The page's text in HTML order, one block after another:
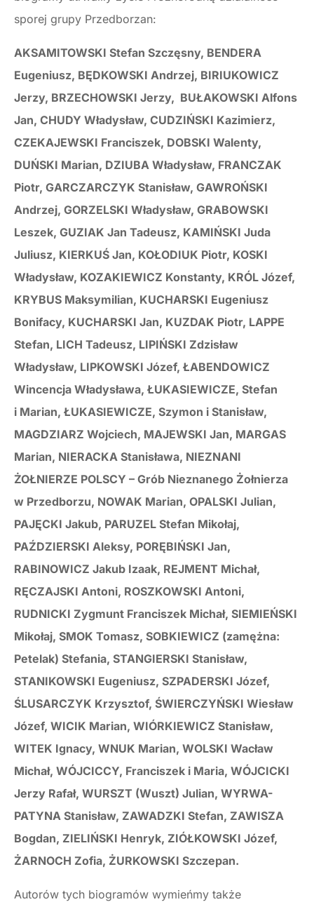
sporej grupy Przedborzan:
AKSAMITOWSKI Stefan Szczęsny, BENDERA
Eugeniusz, BĘDKOWSKI Andrzej, BIRIUKOWICZ
Jerzy, BRZECHOWSKI Jerzy, BUŁAKOWSKI Alfons
Jan, CHUDY Władysław, CUDZIŃSKI Kazimierz,
CZEKAJEWSKI Franciszek, DOBSKI Walenty,
DUŃSKI Marian, DZIUBA Władysław, FRANCZAK
Piotr, GARCZARCZYK Stanisław, GAWROŃSKI
Andrzej, GORZELSKI Władysław, GRABOWSKI
Leszek, GUZIAK Jan Tadeusz, KAMIŃSKI Juda
Juliusz, KIERKUŚ Jan, KOŁODIUK Piotr, KOSKI
Władysław, KOZAKIEWICZ Konstanty, KRÓL Józef,
KRYBUS Maksymilian, KUCHARSKI Eugeniusz
Bonifacy, KUCHARSKI Jan, KUZDAK Piotr, LAPPE
Stefan, LICH Tadeusz, LIPIŃSKI Zdzisław
Władysław, LIPKOWSKI Józef, ŁABENDOWICZ
Wincencja Władysława, ŁUKASIEWICZE, Stefan
i Marian, ŁUKASIEWICZE, Szymon i Stanisław,
MAGDZIARZ Wojciech, MAJEWSKI Jan, MARGAS
Marian, NIERACKA Stanisława, NIEZNANI
ŻOŁNIERZE POLSCY – Grób Nieznanego Żołnierza
w Przedborzu, NOWAK Marian, OPALSKI Julian,
PAJĘCKI Jakub, PARUZEL Stefan Mikołaj,
PAŹDZIERSKI Aleksy, PORĘBIŃSKI Jan,
RABINOWICZ Jakub Izaak, REJMENT Michał,
RĘCZAJSKI Antoni, ROSZKOWSKI Antoni,
RUDNICKI Zygmunt Franciszek Michał, SIEMIEŃSKI
Mikołaj, SMOK Tomasz, SOBKIEWICZ (zamężna:
Petelak) Stefania, STANGIERSKI Stanisław,
STANIKOWSKI Eugeniusz, SZPADERSKI Józef,
ŚLUSARCZYK Krzysztof, ŚWIERCZYŃSKI Wiesław
Józef, WICIK Marian, WIÓRKIEWICZ Stanisław,
WITEK Ignacy, WNUK Marian, WOLSKI Wacław
Michał, WÓJCICCY, Franciszek i Maria, WÓJCICKI
Jerzy Rafał, WURSZT (Wuszt) Julian, WYRWA-
PATYNA Stanisław, ZAWADZKI Stefan, ZAWISZA
Bogdan, ZIELIŃSKI Henryk, ZIÓŁKOWSKI Józef,
ŻARNOCH Zofia, ŻURKOWSKI Szczepan.
Autorów tych biogramów wymieńmy także